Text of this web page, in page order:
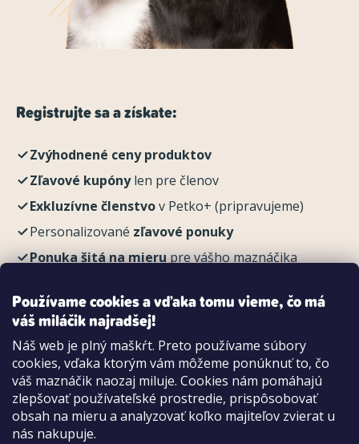
Používame cookies a vďaka tomu vieme, čo má
váš miláčik najradšej!
Náš web je plný maškŕt. Preto používame súbory
cookies, vďaka ktorým vám môžeme ponúknuť to, čo
váš maznáčik naozaj miluje. Cookies nám pomáhajú
zlepšovať používateľské prostredie, prispôsobovať
obsah na mieru a analyzovať koľko majiteľov zvierat u
nás nakupuje.
Registrujte sa a získate:
Zvýhodnené ceny produktov
Zľavové kupónylen pre členov
Exkluzívne členstvov Petko+ (pripravujeme)
Personalizované zľavové ponuky
Ponuka šitá na mierupre vášho maznáčika
Možnosti platby:
Dobierkou
Hotovo aj kartou na pobočke